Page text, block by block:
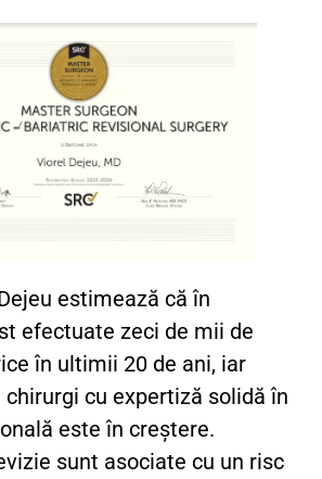
estimează că în
efectuate zeci de mii de
în ultimii 20 de ani, iar
cu expertiză solidă în
este în creștere.
sunt asociate cu un risc